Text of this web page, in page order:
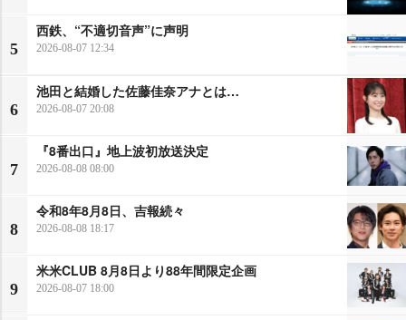
5
西鉄、“不適切音声”に声明
2026-08-07 12:34
6
池田と結婚した佐藤佳奈アナとは…
2026-08-07 20:08
7
『8番出口』地上波初放送決定
2026-08-08 08:00
8
令和8年8月8日、吉報続々
2026-08-08 18:17
9
米米CLUB 8月8日より88年間限定企画
2026-08-07 18:00